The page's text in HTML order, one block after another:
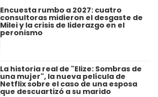
Encuesta rumbo a 2027: cuatro
consultoras midieron el desgaste de
Milei y la crisis de liderazgo en el
peronismo
La historia real de "Elize: Sombras de
una mujer", la nueva película de
Netflix sobre el caso de una esposa
que descuartizó a su marido